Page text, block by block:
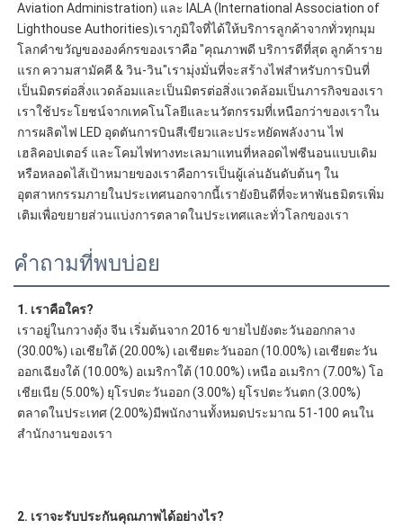
Aviation Administration) และ IALA (International Association of
Lighthouse Authorities)เราภูมิใจที่ได้ให้บริการลูกค้าจากทั่วทุกมุม
โลกคำขวัญขององค์กรของเราคือ "คุณภาพดี บริการดีที่สุด ลูกค้าราย
แรก ความสามัคคี & วิน-วิน"เรามุ่งมั่นที่จะสร้างไฟสำหรับการบินที่
เป็นมิตรต่อสิ่งแวดล้อมและเป็นมิตรต่อสิ่งแวดล้อมเป็นภารกิจของเรา
เราใช้ประโยชน์จากเทคโนโลยีและนวัตกรรมที่เหนือกว่าของเราใน
การผลิตไฟ LED อุดตันการบินสีเขียวและประหยัดพลังงาน ไฟ
เฮลิคอปเตอร์ และโคมไฟทางทะเลมาแทนที่หลอดไฟซีนอนแบบเดิม
หรือหลอดไส้เป้าหมายของเราคือการเป็นผู้เล่นอันดับต้นๆ ใน
อุตสาหกรรมภายในประเทศนอกจากนี้เรายังยินดีที่จะหาพันธมิตรเพิ่ม
เติมเพื่อขยายส่วนแบ่งการตลาดในประเทศและทั่วโลกของเรา
คำถามที่พบบ่อย
1. เราคือใคร?
เราอยู่ในกวางตุ้ง จีน เริ่มต้นจาก 2016 ขายไปยังตะวันออกกลาง
(30.00%) เอเชียใต้ (20.00%) เอเชียตะวันออก (10.00%) เอเชียตะวัน
ออกเฉียงใต้ (10.00%) อเมริกาใต้ (10.00%) เหนือ อเมริกา (7.00%) โอ
เชียเนีย (5.00%) ยุโรปตะวันออก (3.00%) ยุโรปตะวันตก (3.00%)
ตลาดในประเทศ (2.00%)มีพนักงานทั้งหมดประมาณ 51-100 คนใน
สำนักงานของเรา
2. เราจะรับประกันคุณภาพได้อย่างไร?